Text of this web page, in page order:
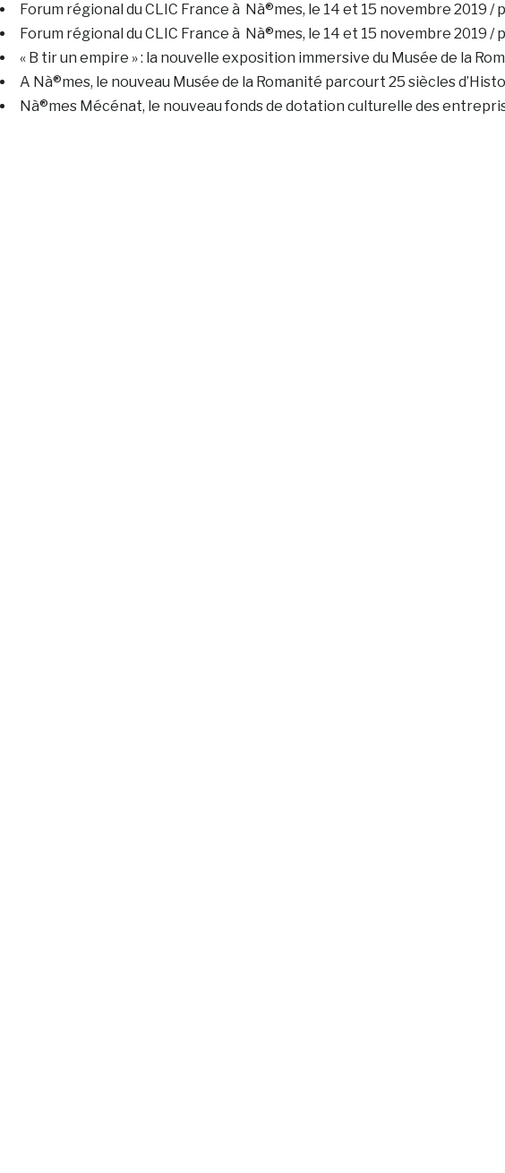
Forum régional du CLIC France à Nà®mes, le 14 et 15 novembre 2019
Forum régional du CLIC France à Nà®mes, le 14 et 15 novembre 2019 /
« B tir un empire » : la nouvelle exposition immersive du Musée de la
A Nà®mes, le nouveau Musée de la Romanité parcourt 25 siècles
Nà®mes Mécénat, le nouveau fonds de dotation culturelle des